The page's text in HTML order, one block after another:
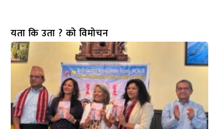
यता कि उता ? को विमोचन